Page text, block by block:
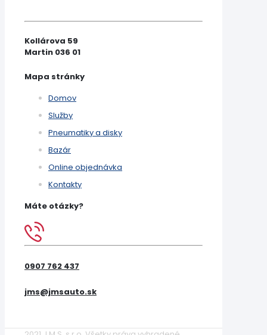
Kollárova 59
Martin 036 01
Mapa stránky
Domov
Služby
Pneumatiky a disky
Bazár
Online objednávka
Kontakty
Máte otázky?
0907 762 437
jms@jmsauto.sk